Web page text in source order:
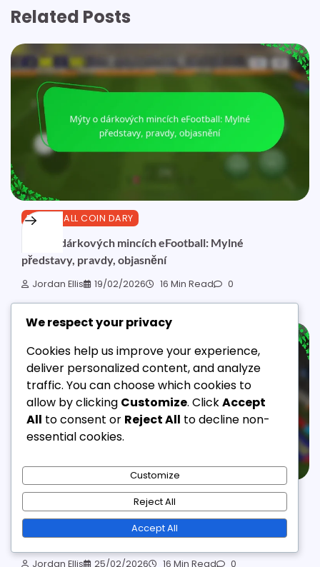
Related Posts
EFOOTBALL COIN DARY
Mýty o dárkových mincích eFootball: Mylné
představy, pravdy, objasnění
Jordan Ellis 19/02/2026 16 Min Read 0
Trendy dárků eFootball Coin: Popularita, změny,
předpovědi
Jordan Ellis 25/02/2026 16 Min Read 0
We respect your privacy
Cookies help us improve your experience,
deliver personalized content, and analyze
traffic. You can choose which cookies to
allow by clicking Customize. ClickAccept
All to consent or Reject All to decline non-
essential cookies.
Customize
Reject All
Accept All